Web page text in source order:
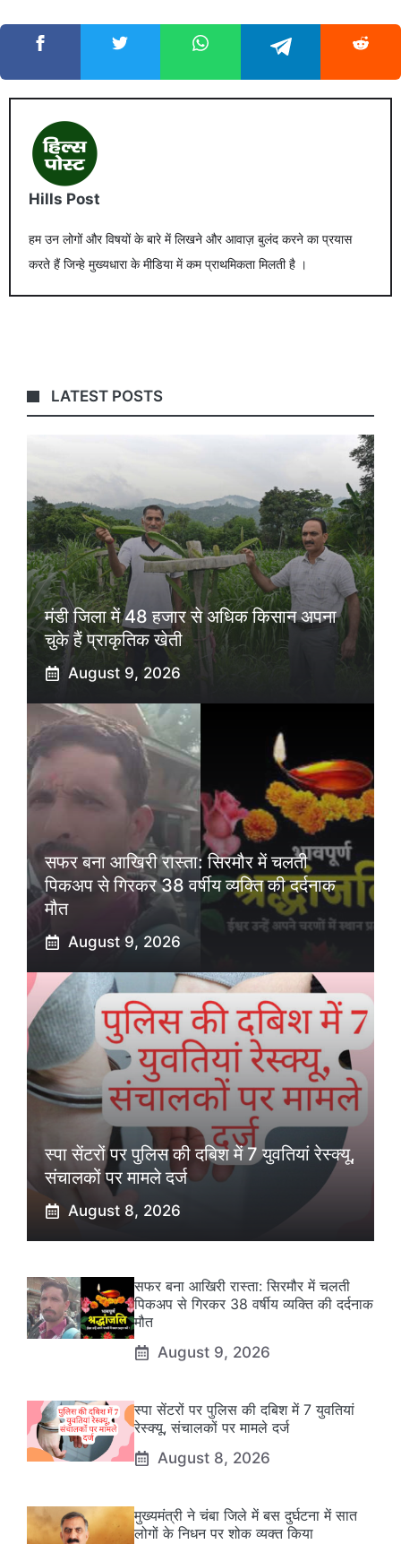
Hills Post
हम उन लोगों और विषयों के बारे में लिखने और आवाज़ बुलंद करने का प्रयास
करते हैं जिन्हे मुख्यधारा के मीडिया में कम प्राथमिकता मिलती है ।
LATEST POSTS
मंडी जिला में 48 हजार से अधिक किसान अपना
चुके हैं प्राकृतिक खेती
August 9, 2026
सफर बना आखिरी रास्ता: सिरमौर में चलती
पिकअप से गिरकर 38 वर्षीय व्यक्ति की दर्दनाक
मौत
August 9, 2026
स्पा सेंटरों पर पुलिस की दबिश में 7 युवतियां रेस्क्यू,
संचालकों पर मामले दर्ज
August 8, 2026
सफर बना आखिरी रास्ता: सिरमौर में चलती
पिकअप से गिरकर 38 वर्षीय व्यक्ति की दर्दनाक
मौत
August 9, 2026
स्पा सेंटरों पर पुलिस की दबिश में 7 युवतियां
रेस्क्यू, संचालकों पर मामले दर्ज
August 8, 2026
मुख्यमंत्री ने चंबा जिले में बस दुर्घटना में सात
लोगों के निधन पर शोक व्यक्त किया